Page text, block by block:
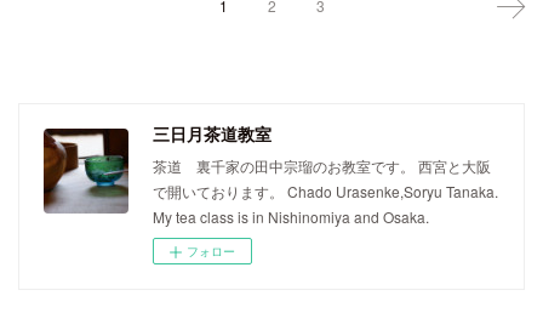
1 2 3
三日月茶道教室
茶道 裏千家の田中宗瑠のお教室です。 西宮と大阪
で開いております。 Chado Urasenke,Soryu Tanaka.
My tea class is in Nishinomiya and Osaka.
フォロー